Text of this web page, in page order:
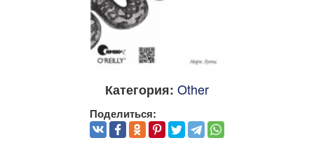
Категория: Other
Поделиться: